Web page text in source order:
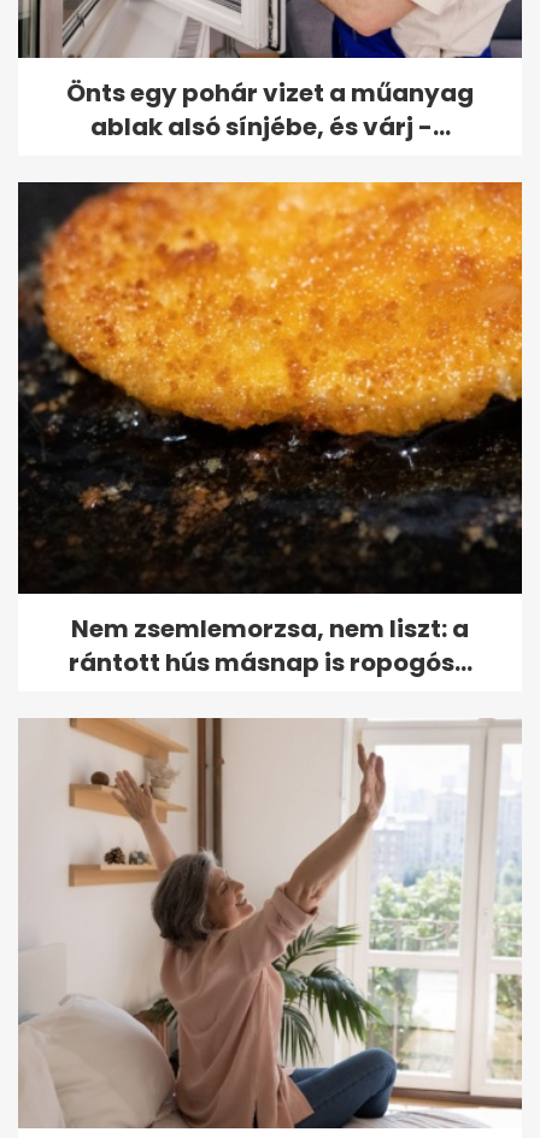
Önts egy pohár vizet a műanyag
ablak alsó sínjébe, és várj -...
Nem zsemlemorzsa, nem liszt: a
rántott hús másnap is ropogós...